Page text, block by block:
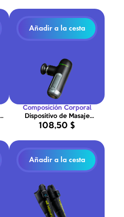
Añadir a la cesta
Composición Corporal
Dispositivo de Masaje
Wellbeinn BE-IN 01 con
108,50 $
Añadir a la cesta